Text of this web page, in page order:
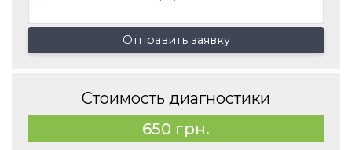
Отправить заявку
Стоимость диагностики
650 грн.